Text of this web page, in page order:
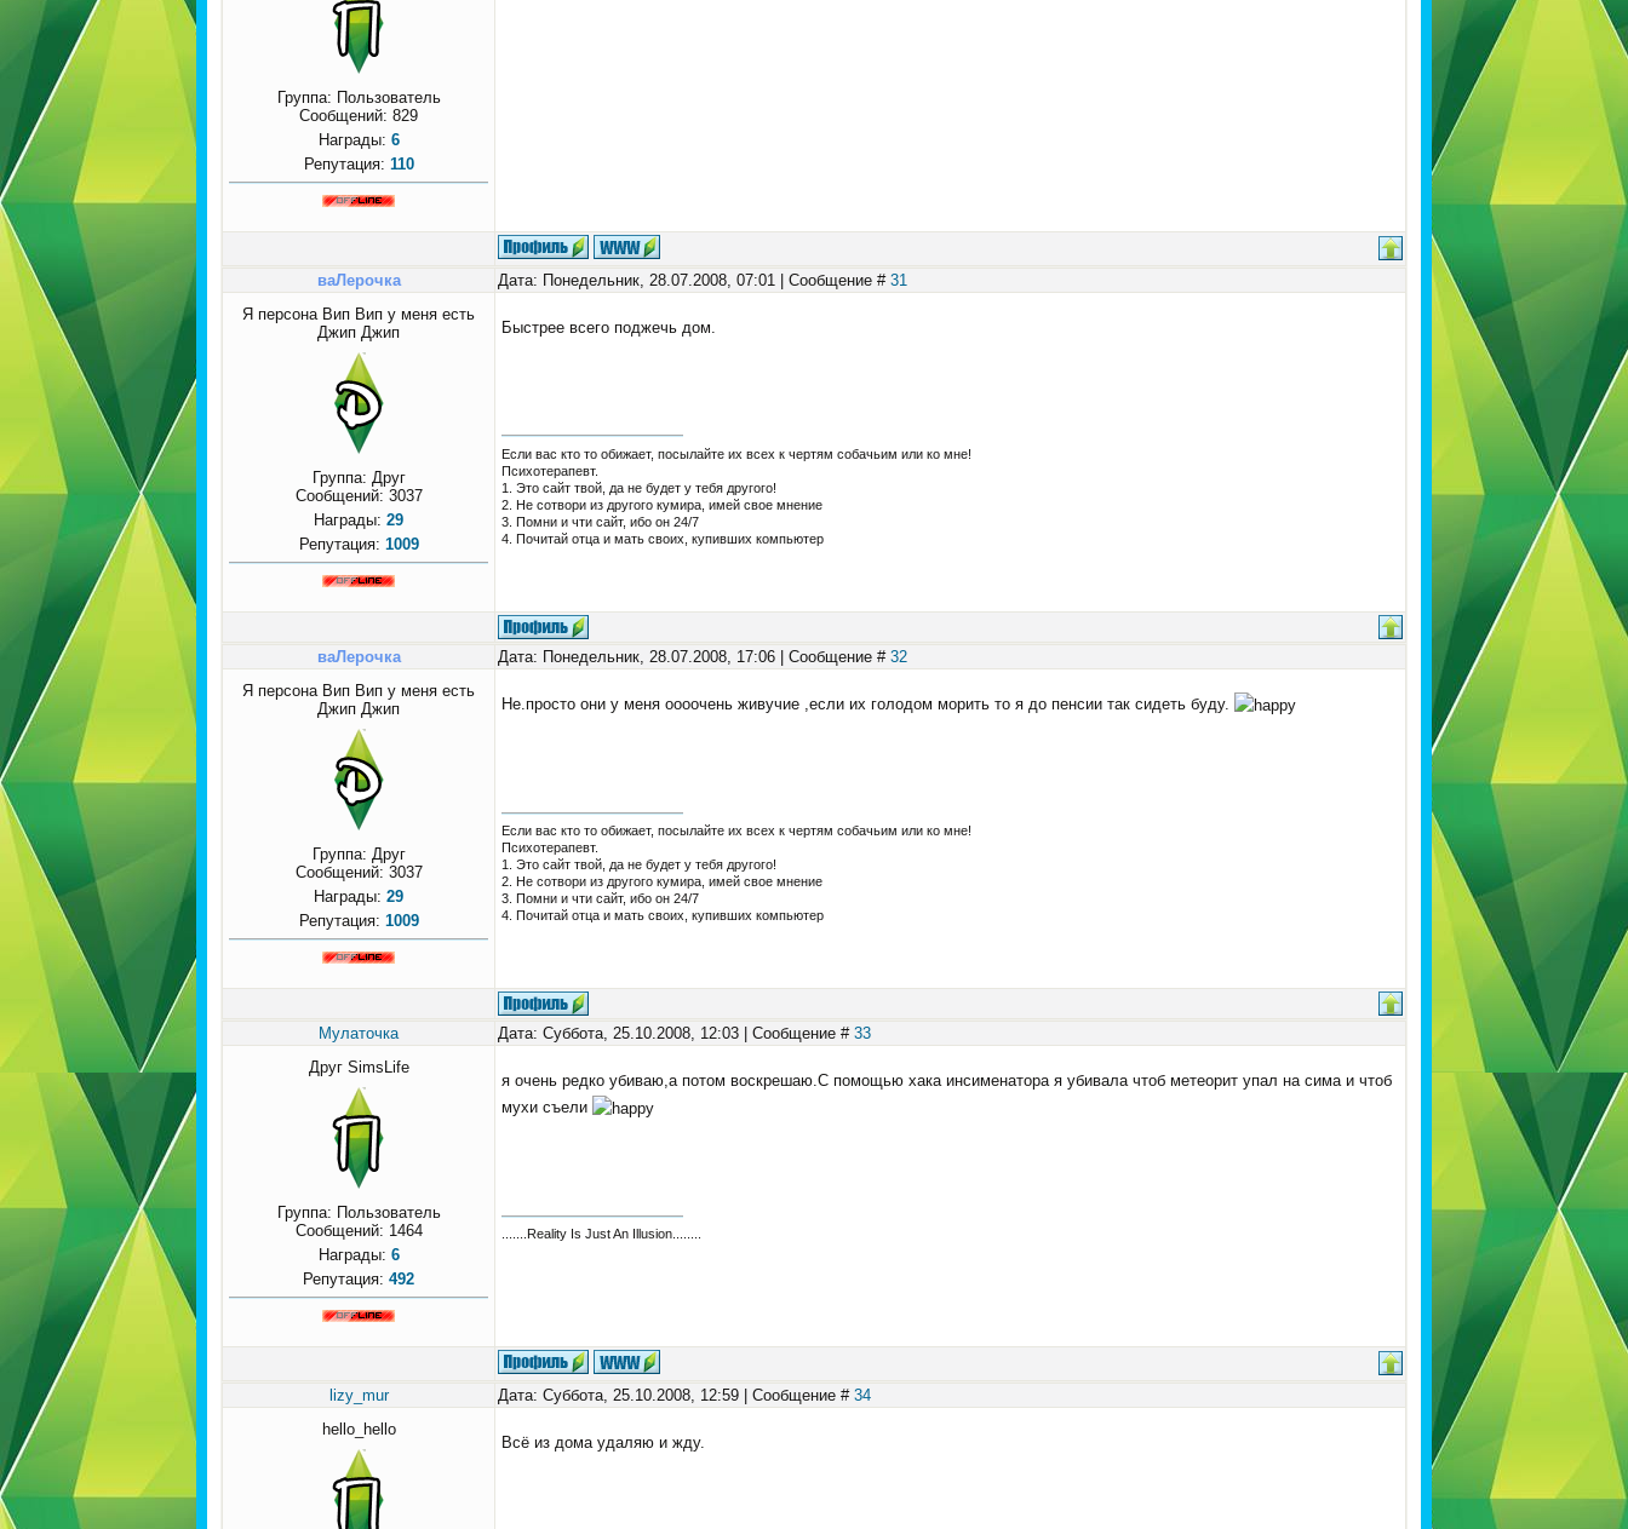
Группа: Пользователь
Сообщений: 829
Награды: 6
Репутация: 110
ваЛерочка Дата: Понедельник, 28.07.2008, 07:01 | Сообщение # 31
Я персона Вип Вип у меня есть
Джип Джип
Группа: Друг
Сообщений: 3037
Награды: 29
Репутация: 1009
Быстрее всего поджечь дом.
Если вас кто то обижает, посылайте их всех к чертям собачьим или ко мне!
Психотерапевт.
1. Это сайт твой, да не будет у тебя другого!
2. Не сотвори из другого кумира, имей свое мнение
3. Помни и чти сайт, ибо он 24/7
4. Почитай отца и мать своих, купивших компьютер
ваЛерочка Дата: Понедельник, 28.07.2008, 17:06 | Сообщение # 32
Я персона Вип Вип у меня есть
Джип Джип
Группа: Друг
Сообщений: 3037
Награды: 29
Репутация: 1009
Не.просто они у меня оооочень живучие ,если их голодом морить то я до пенсии так сидеть буду.
Если вас кто то обижает, посылайте их всех к чертям собачьим или ко мне!
Психотерапевт.
1. Это сайт твой, да не будет у тебя другого!
2. Не сотвори из другого кумира, имей свое мнение
3. Помни и чти сайт, ибо он 24/7
4. Почитай отца и мать своих, купивших компьютер
Мулаточка Дата: Суббота, 25.10.2008, 12:03 | Сообщение # 33
Друг SimsLife
Группа: Пользователь
Сообщений: 1464
Награды: 6
Репутация: 492
я очень редко убиваю,а потом воскрешаю.С помощью хака инсименатора я убивала чтоб метеорит упал на сима и чтоб
мухи съели
.......Reality Is Just An Illusion........
lizy_mur Дата: Суббота, 25.10.2008, 12:59 | Сообщение # 34
hello_hello
Всё из дома удаляю и жду.